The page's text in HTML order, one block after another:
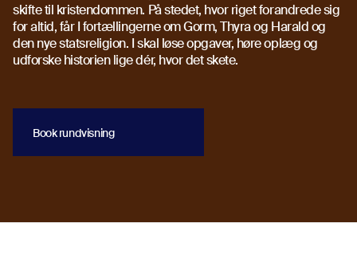
Book rundvisning
skifte til kristendommen. På stedet, hvor riget forandrede sig
for altid, får I fortællingerne om Gorm, Thyra og Harald og
den nye statsreligion. I skal løse opgaver, høre oplæg og
udforske historien lige dér, hvor det skete.